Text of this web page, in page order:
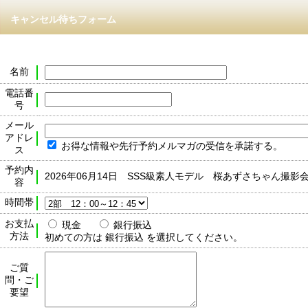
キャンセル待ちフォーム
名前
電話番
号
メール
アドレ
ス
お得な情報や先行予約メルマガの受信を承諾する。
予約内
容
2026年06月14日 SSS級素人モデル 桜あずさちゃん撮影
時間帯
お支払
方法
現金
銀行振込
初めての方は 銀行振込 を選択してください。
ご質
問・ご
要望